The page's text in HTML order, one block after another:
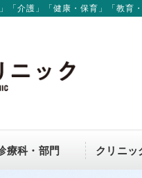
「介護」「健康・保育」「教育
療科・部門 クリニッ